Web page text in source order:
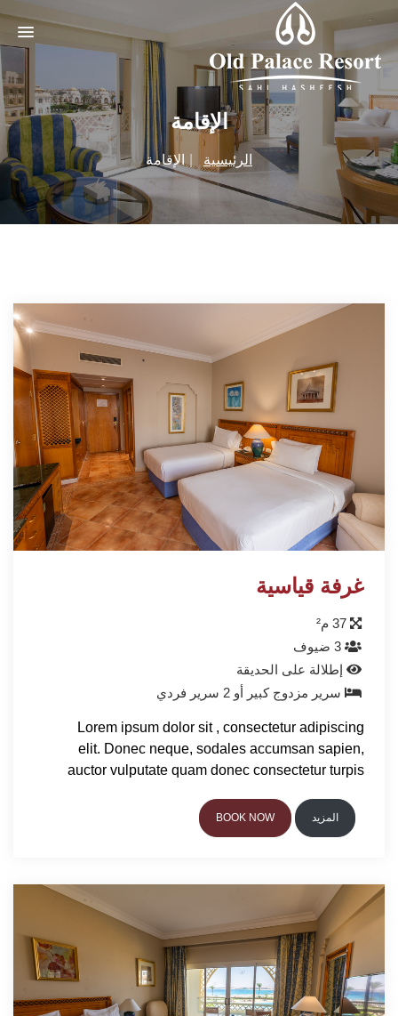
الإقامة
الرئيسية الإقامة
غرفة قياسية
إطلالة على الحديقة
سرير مزدوج كبير أو 2 سرير فردي
Lorem ipsum dolor sit , consectetur adipiscing
elit. Donec neque, sodales accumsan sapien,
auctor vulputate quam donec consectetur turpis
المزيد BOOK NOW